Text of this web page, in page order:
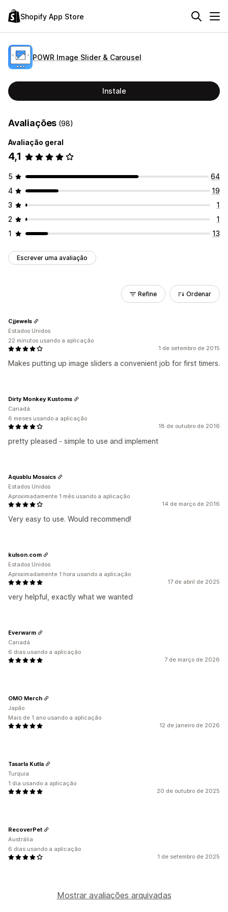
Shopify App Store
POWR Image Slider & Carousel
Instale
Avaliações (98)
Avaliação geral
4,1
5
64
4
19
3
1
2
1
1
13
Escrever uma avaliação
Refine Ordenar
1 de setembro de 2015
Makes putting up image sliders a convenient job for first timers.
Cjjewels
Estados Unidos
22 minutos usando a aplicação
18 de outubro de 2016
pretty pleased - simple to use and implement
Dirty Monkey Kustoms
Canadá
6 meses usando a aplicação
14 de março de 2016
Very easy to use. Would recommend!
Aquablu Mosaics
Estados Unidos
Aproximadamente 1 mês usando a aplicação
17 de abril de 2025
very helpful, exactly what we wanted
kulson.com
Estados Unidos
Aproximadamente 1 hora usando a aplicação
7 de março de 2026
Everwarm
Canadá
6 dias usando a aplicação
12 de janeiro de 2026
OMO Merch
Japão
Mais de 1 ano usando a aplicação
20 de outubro de 2025
Tasarla Kutla
Turquia
1 dia usando a aplicação
1 de setembro de 2025
RecoverPet
Austrália
6 dias usando a aplicação
Mostrar avaliações arquivadas